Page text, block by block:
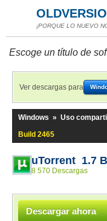
¡PORQUE LO NUEVO
Escoge un título de
Ver descargas para
Windows » Uso
Build 2465
uTorrent 1.7
8 570 Descargas
Descargar ahora